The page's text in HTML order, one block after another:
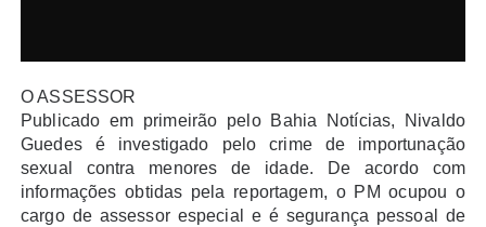
O ASSESSOR
Publicado em primeirão pelo Bahia Notícias, Nivaldo
Guedes é investigado pelo crime de importunação
sexual contra menores de idade. De acordo com
informações obtidas pela reportagem, o PM ocupou o
cargo de assessor especial e é segurança pessoal de